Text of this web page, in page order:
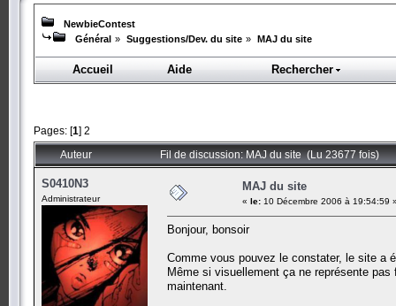
NewbieContest
Général » Suggestions/Dev. du site » MAJ du site
Accueil Aide Rechercher
Pages: [1] 2
Auteur Fil de discussion: MAJ du site (Lu 23677 fois)
S0410N3
Administrateur
MAJ du site
« le: 10 Décembre 2006 à 19:54:59
Bonjour, bonsoir
Comme vous pouvez le constater, le site a
Même si visuellement ça ne représente
maintenant.